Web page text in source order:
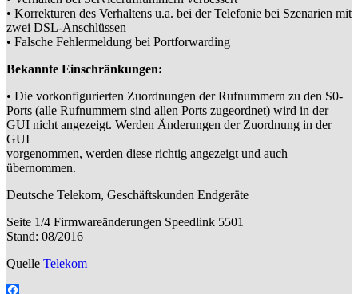
• Korrekturen des Verhaltens u.a. bei der Telefonie bei Szenarien mit
zwei DSL-Anschlüssen
• Falsche Fehlermeldung bei Portforwarding
Bekannte Einschränkungen:
• Die vorkonfigurierten Zuordnungen der Rufnummern zu den S0-
Ports (alle Rufnummern sind allen Ports zugeordnet) wird in der
GUI nicht angezeigt. Werden Änderungen der Zuordnung in der
GUI
vorgenommen, werden diese richtig angezeigt und auch
übernommen.
Deutsche Telekom, Geschäftskunden Endgeräte
Seite 1/4 Firmwareänderungen Speedlink 5501
Stand: 08/2016
Quelle Telekom